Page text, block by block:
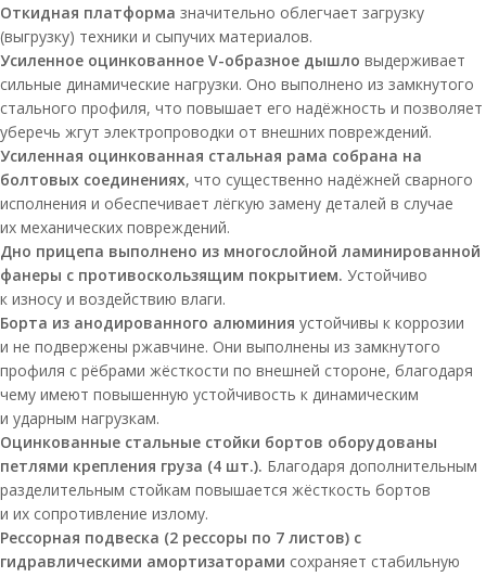
Откидная платформа значительно облегчает загрузку
(выгрузку) техники и сыпучих материалов.
Усиленное оцинкованное V-образное дышло выдерживает
сильные динамические нагрузки. Оно выполнено из замкнутого
стального профиля, что повышает его надёжность и позволяет
уберечь жгут электропроводки от внешних повреждений.
Усиленная оцинкованная стальная рама собрана на
болтовых соединениях, что существенно надёжней сварного
исполнения и обеспечивает лёгкую замену деталей в случае
их механических повреждений.
Дно прицепа выполнено из многослойной ламинированной
фанеры с противоскользящим покрытием. Устойчиво
к износу и воздействию влаги.
Борта из анодированного алюминия устойчивы к коррозии
и не подвержены ржавчине. Они выполнены из замкнутого
профиля с рёбрами жёсткости по внешней стороне, благодаря
чему имеют повышенную устойчивость к динамическим
и ударным нагрузкам.
Оцинкованные стальные стойки бортов оборудованы
петлями крепления груза (4 шт.). Благодаря дополнительным
разделительным стойкам повышается жёсткость бортов
и их сопротивление излому.
Рессорная подвеска (2 рессоры по 7 листов) с
гидравлическими амортизаторами сохраняет стабильную